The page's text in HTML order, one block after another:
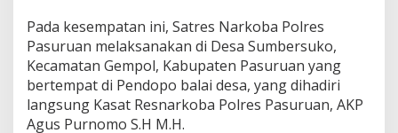
a
B
i
s
a
M
e
Pada kesempatan ini, Satres Narkoba Polres
Pasuruan melaksanakan di Desa Sumbersuko,
Kecamatan Gempol, Kabupaten Pasuruan yang
bertempat di Pendopo balai desa, yang dihadiri
langsung Kasat Resnarkoba Polres Pasuruan, AKP
Agus Purnomo S.H M.H.